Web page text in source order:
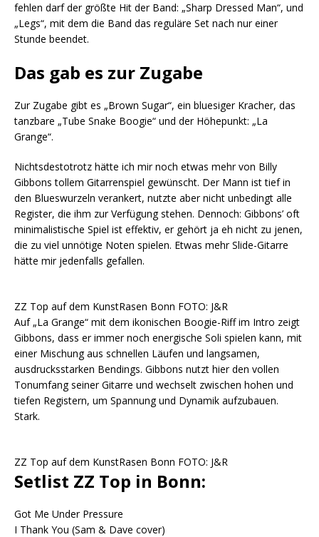
fehlen darf der größte Hit der Band: „Sharp Dressed Man“, und
„Legs“, mit dem die Band das reguläre Set nach nur einer
Stunde beendet.
Das gab es zur Zugabe
Zur Zugabe gibt es „Brown Sugar“, ein bluesiger Kracher, das
tanzbare „Tube Snake Boogie“ und der Höhepunkt: „La
Grange“.
Nichtsdestotrotz hätte ich mir noch etwas mehr von Billy
Gibbons tollem Gitarrenspiel gewünscht. Der Mann ist tief in
den Blueswurzeln verankert, nutzte aber nicht unbedingt alle
Register, die ihm zur Verfügung stehen. Dennoch: Gibbons’ oft
minimalistische Spiel ist effektiv, er gehört ja eh nicht zu jenen,
die zu viel unnötige Noten spielen. Etwas mehr Slide-Gitarre
hätte mir jedenfalls gefallen.
ZZ Top auf dem KunstRasen Bonn FOTO: J&R
Auf „La Grange“ mit dem ikonischen Boogie-Riff im Intro zeigt
Gibbons, dass er immer noch energische Soli spielen kann, mit
einer Mischung aus schnellen Läufen und langsamen,
ausdrucksstarken Bendings. Gibbons nutzt hier den vollen
Tonumfang seiner Gitarre und wechselt zwischen hohen und
tiefen Registern, um Spannung und Dynamik aufzubauen.
Stark.
ZZ Top auf dem KunstRasen Bonn FOTO: J&R
Setlist ZZ Top in Bonn:
Got Me Under Pressure
I Thank You (Sam & Dave cover)